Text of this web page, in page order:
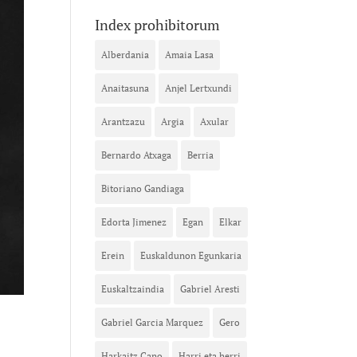
Index prohibitorum
Alberdania Amaia Lasa
Anaitasuna Anjel Lertxundi
Arantzazu Argia Axular
Bernardo Atxaga Berria
Bitoriano Gandiaga
Edorta Jimenez Egan Elkar
Erein Euskaldunon Egunkaria
Euskaltzaindia Gabriel Aresti
Gabriel Garcia Marquez Gero